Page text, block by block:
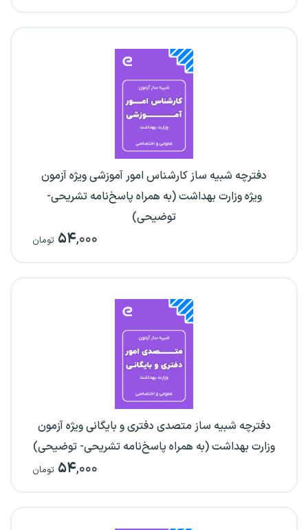
دفترچه شبیه ساز کارشناس امور آموزشی ویژه آزمون
ویژه وزارت بهداشت (به همراه پاسخ‌نامه تشریحی-
توضیحی)
۵۴,۰۰۰ تومان
دفترچه شبیه ساز متصدی دفتری و بایگانی ویژه آزمون
وزارت بهداشت (به همراه پاسخ‌نامه تشریحی- توضیحی)
۵۴,۰۰۰ تومان